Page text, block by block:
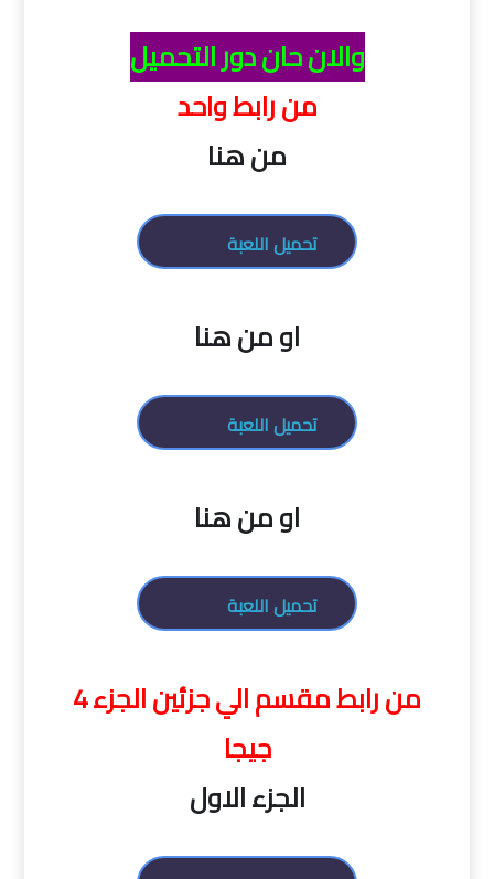
والان حان دور التحميل
من رابط واحد
من هنا
تحميل اللعبة
او من هنا
تحميل اللعبة
او من هنا
تحميل اللعبة
من رابط مقسم الي جزئين الجزء 4
جيجا
الجزء الاول